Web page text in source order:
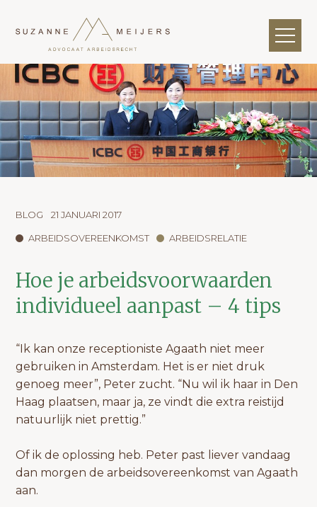
BLOG 21 JANUARI 2017
ARBEIDSOVEREENKOMST ARBEIDSRELATIE
Hoe je arbeidsvoorwaarden
individueel aanpast – 4 tips
“Ik kan onze receptioniste Agaath niet meer
gebruiken in Amsterdam. Het is er niet druk
genoeg meer”, Peter zucht. “Nu wil ik haar in Den
Haag plaatsen, maar ja, ze vindt die extra reistijd
natuurlijk niet prettig.”
Of ik de oplossing heb. Peter past liever vandaag
dan morgen de arbeidsovereenkomst van Agaath
aan.